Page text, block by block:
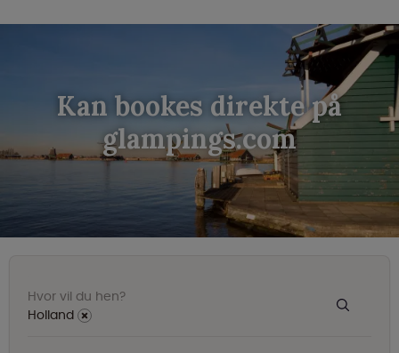
Kan bookes direkte på
glampings.com
Hvor vil du hen?
Holland ⨯